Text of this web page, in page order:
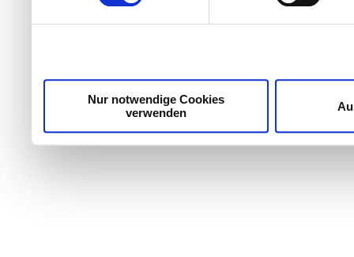
Nur notwendige Cookies
verwenden